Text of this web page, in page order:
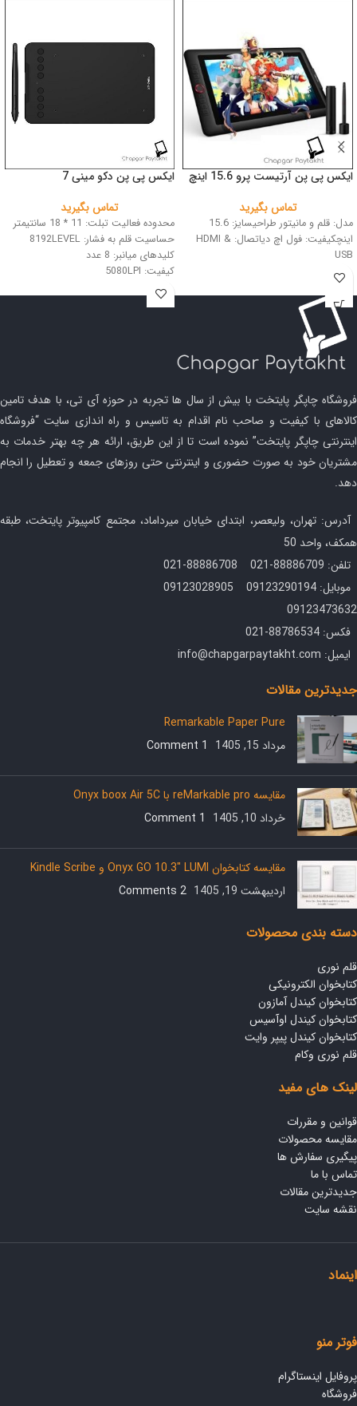
ایکس پی پن آرتیست پرو 15.6 اینچ
تماس بگیرید
مدل: قلم و مانیتور طراحیسایز: 15.6
اینچکیفیت: فول اچ دیاتصال: HDMI &
USB
ایکس پی پن دکو مینی 7
تماس بگیرید
محدوده فعالیت تبلت: 11 * 18 سانتیمتر
حساسیت قلم به فشار: 8192LEVEL
کلیدهای میانبر: 8 عدد
کیفیت: 5080LPI
اتصال: USB
فروشگاه چاپگر پایتخت با بیش از سال ها تجربه در حوزه آی تی، با هدف تامین
کالاهای با کیفیت و صاحب نام اقدام به تاسیس و راه اندازی سایت “فروشگاه
اینترنتی چاپگر پایتخت” نموده است تا از این طریق، ارائه هر چه بهتر خدمات به
مشتریان خود به صورت حضوری و اینترنتی حتی روزهای جمعه و تعطیل را انجام
دهد.
آدرس: تهران، ولیعصر، ابتدای خیابان میرداماد، مجتمع کامپیوتر پایتخت، طبقه
همکف، واحد 50
تلفن: 88886709-021 88886708-021
موبایل: 09123290194 09123028905
09123473632
فکس: 88786534-021
ایمیل: info@chapgarpaytakht.com
جدیدترین مقالات
Remarkable Paper Pure
مرداد 15, 1405
1 Comment
مقایسه reMarkable pro با Onyx boox Air 5C
خرداد 10, 1405
1 Comment
مقایسه کتابخوان Onyx GO 10.3″ LUMI و Kindle Scribe
اردیبهشت 19, 1405
2 Comments
دسته بندی محصولات
قلم نوری
کتابخوان الکترونیکی
کتابخوان کیندل آمازون
کتابخوان کیندل اوآسیس
کتابخوان کیندل پیپر وایت
قلم نوری وکام
لینک های مفید
قوانین و مقررات
مقایسه محصولات
پیگیری سفارش ها
تماس با ما
جدیدترین مقالات
نقشه سایت
اینماد
فوتر منو
پروفایل اینستاگرام
فروشگاه